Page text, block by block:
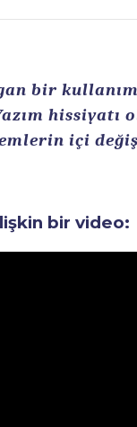
bir
hissiyatı
içi
bir video: